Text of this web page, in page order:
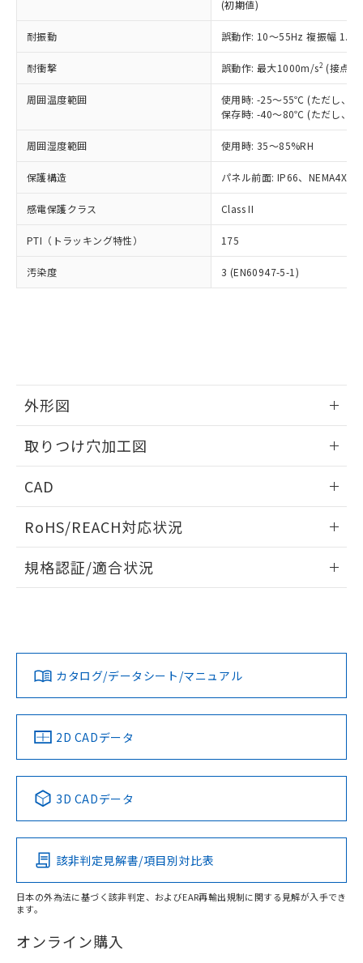
(初期値)
耐振動 誤動作: 10～55Hz 複振幅
耐衝撃 誤動作: 最大1000m/s2 (接点
周囲温度範囲
使用時: -25～55℃ (ただし、氷
保存時: -40～80℃ (ただし、氷
周囲湿度範囲 使用時: 35～85%RH
保護構造 パネル前面: IP66、NEMA4X,
感電保護クラス Class II
PTI（トラッキング特性） 175
汚染度 3 (EN60947-5-1)
外形図
取りつけ穴加工図
CAD
ドすることができます。
ログイン/会員登録
ダウンロードデータをご利用いただく前に、以下を必ずお読
みください。
ソフトウェアの使用条件
RoHS/REACH対応状況
EU RoHS 注意事項・凡例
対応済み
中国 RoHS 注意事項・凡例
Pb Hg Cd Cr(VI)
O
在庫等で未対応品が混在する可能性があります。
規格認証/適合状況
LR型式承認
（イギリス
船舶規格）
DNV型式承認
（ノルウェー
BV型式承認
（フランス
KR型式
（韓国
No No No No
この製品の規格認証/適合状況ページへ
その他の認証はこちらのページからご検索ください
カタログ/データシート/マニュアル
2D CADデータ
3D CADデータ
該非判定見解書/項目別対比表
日本の外為法に基づく該非判定、およびEAR再輸出規制に関する見解が入手でき
ます。
オンライン購入
正式な納期状況および標準価格はお客
様のお取引先、またはお客様担当のオ
ムロン制御機器販売店・当社販売員に
販売ネットワーク
」をご確認
在庫状況および標準価格結果を当社の
事前の承諾なく第三者に漏洩または開
示しないようお願いします。
マイパーツ機能（部品リスト作成サー
ビス）をご利用いただくには、I-Web
メンバーズにご登録されている必要が
あります。
お客様が当ウェブサイト上で当社にご
登録された部品リストについて、当社
(PBDE) 1000ppm以下、フタル酸ビス(2-エチルヘキシ
ル) (DEHP)(別名：DOP) 1000ppm以下、フタル酸ブチ
ルベンジル（BBP） 1000ppm以下、フタル酸ジブチル
（DBP） 1000ppm以下、フタル酸ジイソブチル
但し、RoHS指令で産業用監視および制御機器に対する
フタル酸エステル類の４物質については閾値を超える意
図的な使用がないことを確認しています。
※2 対応予定月
部品在庫の切り替え状況などにより、予定
月が前後することがあります。
※3 非含有証明書ダウンロード
※本証明書は発行日時点で非含有を証明す
るもので、過去に遡って非含有を証明する
ものではありません。
また、RoHS指令のフタル酸エステル類４
物質の対応では、対応完了までの期間は出
既に当社にて対応品への在庫切替を完了
していることから、特段のことがない限
り、2022年1月12日より割愛しておりま
す。
ニル類) : 1000ppm、 PBDEs(ポリ臭化ジフェニルエーテ
DBP(フタル酸ジブチル) : 1000ppm、 DIBP(フタル酸ジ
イソブチル) : 1000ppm、 BBP(フタル酸ブチルベンジ
DEHP(フタル酸ビス(2-エチルヘキシル)) : 1000ppm
「ｅ」：有害物質（10物質）のすべてが基
「10」：通常の使用状況下において有害物
質が外部に漏えいし、環境に深刻な影響を
及ぼさない年数を意味します。
「－」：未確認です。当社販売部門へお問
当社は規制貨物を破棄する場合は、完
全に破砕するなど、違法に輸出されな
いよう必要な手段を講じます。
当社は貴社製品を、核兵器、ミサイ
ル、化学兵器、生物兵器またはその他
武器並びにこれらの製造装置等に一切
場合は、上記1、2および3の内容を当
該第三者に通知します。また当社は、
販売先および販売に係わる関係者が違
法に輸出するおそれがある場合は、取
り引きをいたしません。
一定数以上の在庫あり
一定数には満たないが在庫あり
在庫なし(最新の在庫状況につ
いては、お客様のお取引先、ま
たはお客様担当のオムロン制御
機器販売店・当社販売員にご確
白
受注生産機種、また在庫状況の
情報を公開していない機種